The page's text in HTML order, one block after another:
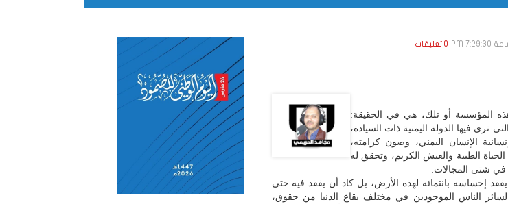
0 تعليقات
المؤسسة أو تلك، هي في الحقيقة:
نرى فيها الدولة اليمنية ذات السيادة،
الإنسان اليمني، وصون كرامته،
الطيبة والعيش الكريم، وتحقق له
شتى المجالات.
إحساسه بانتمائه لهذه الأرض، بل كاد أن يفقد فيه حتى
الناس الموجودين في مختلف بقاع الدنيا من حقوق،